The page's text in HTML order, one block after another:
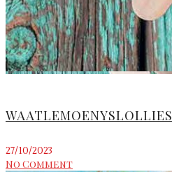
WAATLEMOENYSLOLLIES
27/10/2023
No Comment